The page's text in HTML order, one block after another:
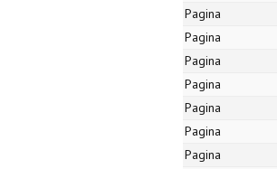
Pagina
Pagina
Pagina
Pagina
Pagina
Pagina
Pagina